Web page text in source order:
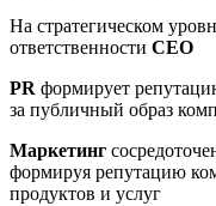
На стратегическом
ответственности CEO
PR формирует
за публичный образ
Маркетинг
формируя репутацию
продуктов и услуг